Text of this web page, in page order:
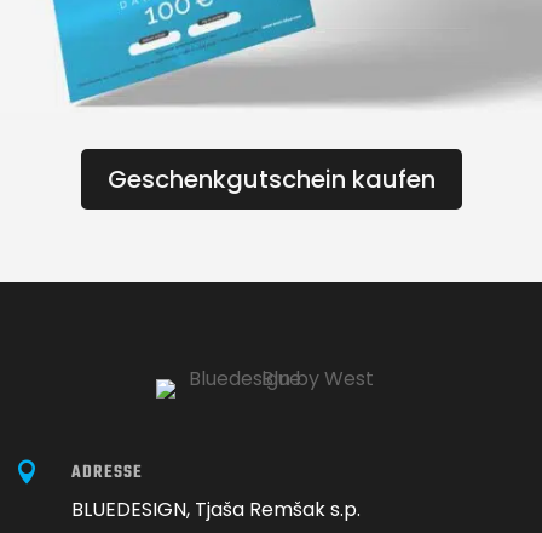
Geschenkgutschein kaufen

ADRESSE
BLUEDESIGN, Tjaša Remšak s.p.